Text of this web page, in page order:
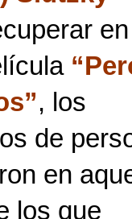
, los
de
en
los que